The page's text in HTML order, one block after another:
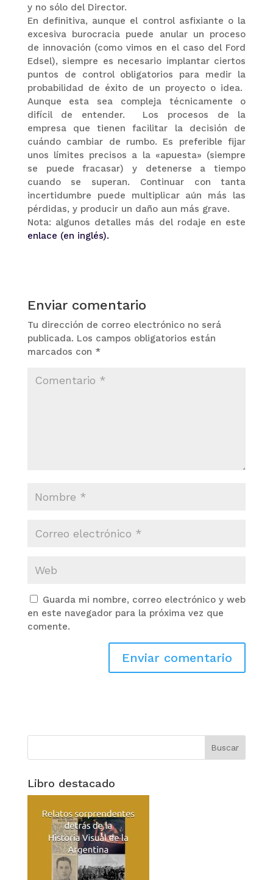
y no sólo del Director.
En definitiva, aunque el control asfixiante o la
excesiva burocracia puede anular un proceso
de innovación (como vimos en el caso del Ford
Edsel), siempre es necesario implantar ciertos
puntos de control obligatorios para medir la
probabilidad de éxito de un proyecto o idea.
Aunque esta sea compleja técnicamente o
difícil de entender. Los procesos de la
empresa que tienen facilitar la decisión de
cuándo cambiar de rumbo. Es preferible fijar
unos límites precisos a la «apuesta» (siempre
se puede fracasar) y detenerse a tiempo
cuando se superan. Continuar con tanta
incertidumbre puede multiplicar aún más las
pérdidas, y producir un daño aun más grave.
Nota: algunos detalles más del rodaje en este
enlace (en inglés).
Enviar comentario
Tu dirección de correo electrónico no será
publicada. Los campos obligatorios están
marcados con *
Guarda mi nombre, correo electrónico y web
en este navegador para la próxima vez que
comente.
Libro destacado